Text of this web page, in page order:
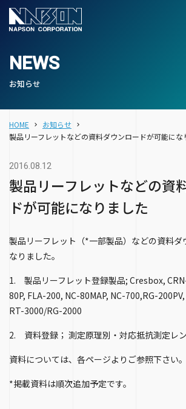
NEWS
お知らせ
HOME
お知らせ
製品リーフレットなどの資料ダウンロードが可能にな
2016.08.12
製品リーフレットなどの資
ドが可能になりました
製品リーフレット（*一部製品）などの資料ダ
なりました。
1. 製品リーフレット登録製品; Cresbox,
80P, FLA-200, NC-80MAP, NC-700,RG-
RT-3000/RG-2000
2. 資料登録； 測定原理別・対応抵抗測定レ
資料については、各ページよりご参照下さい。
*掲載資料は順次追加予定です。